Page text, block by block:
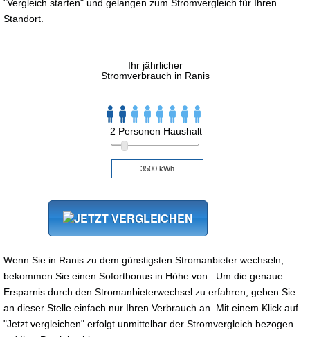
"Vergleich starten" und gelangen zum Stromvergleich für Ihren
Standort.
Ihr jährlicher
Stromverbrauch in Ranis
2 Personen Haushalt
Wenn Sie in Ranis zu dem günstigsten Stromanbieter wechseln,
bekommen Sie einen Sofortbonus in Höhe von . Um die genaue
Ersparnis durch den Stromanbieterwechsel zu erfahren, geben Sie
an dieser Stelle einfach nur Ihren Verbrauch an. Mit einem Klick auf
"Jetzt vergleichen" erfolgt unmittelbar der Stromvergleich bezogen